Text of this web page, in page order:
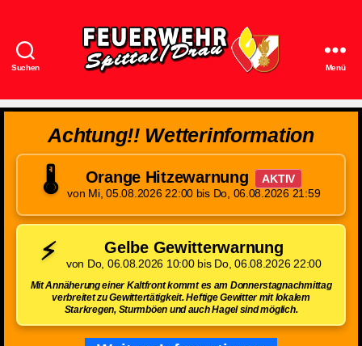
Suchen
Spittal/Drau
Menü
Achtung!! Wetterinformation
🌡️ Orange Hitzewarnung
AKTIV
von Mi, 05.08.2026 22:00 bis Do, 06.08.2026 21:59
⚡ Gelbe Gewitterwarnung
von Do, 06.08.2026 10:00 bis Do, 06.08.2026 22:00
Mit Annäherung einer Kaltfront kommt es am Donnerstagnachmittag
verbreitet zu Gewittertätigkeit. Heftige Gewitter mit lokalem
Starkregen, Sturmböen und auch Hagel sind möglich.